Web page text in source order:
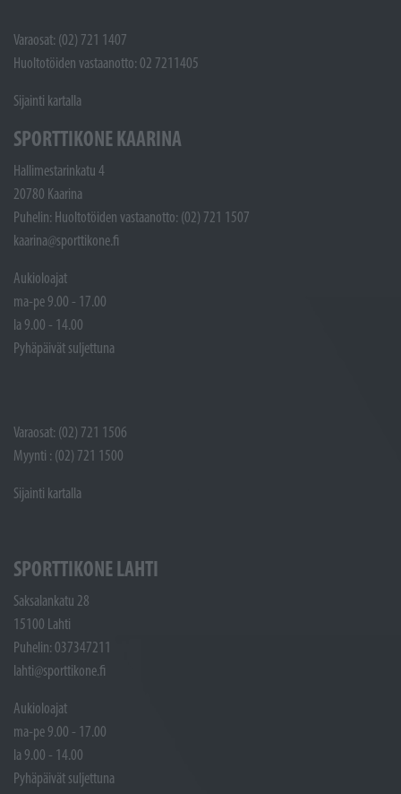
Varaosat: (02) 721 1407
Huoltotöiden vastaanotto: 02 7211405
Sijainti kartalla
SPORTTIKONE KAARINA
Hallimestarinkatu 4
20780 Kaarina
Puhelin: Huoltotöiden vastaanotto: (02) 721 1507
kaarina@sporttikone.fi
Aukioloajat
ma-pe 9.00 - 17.00
la 9.00 - 14.00
Pyhäpäivät suljettuna
Varaosat: (02) 721 1506
Myynti : (02) 721 1500
Sijainti kartalla
SPORTTIKONE LAHTI
Saksalankatu 28
15100 Lahti
Puhelin: 037347211
lahti@sporttikone.fi
Aukioloajat
ma-pe 9.00 - 17.00
la 9.00 - 14.00
Pyhäpäivät suljettuna